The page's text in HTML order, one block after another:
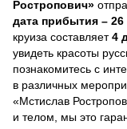
Ростропович»
дата прибытия – 26
круиза составляет4
увидеть красоты
познакомитесь с
в различных
«Мстислав
и телом, мы это